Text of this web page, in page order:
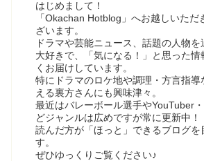
はじめまして！
「Okachan Hotblog」へお越しいただ
ざいます。
ドラマや芸能ニュース、話題の人物
大好きで、「気になる！」と思った情
くお届けしています。
特にドラマのロケ地や調理・方言指導
える裏方さんにも興味津々。
最近はバレーボール選手やYouTuber
どジャンルは広めですが常に更新中！
読んだ方が「ほっと」できるブログを
す。
ぜひゆっくりご覧ください♪